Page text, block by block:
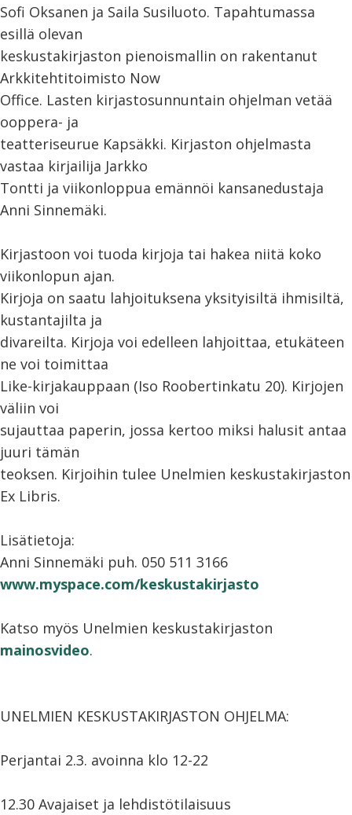
Sofi Oksanen ja Saila Susiluoto. Tapahtumassa
esillä olevan
keskustakirjaston pienoismallin on rakentanut
Arkkitehtitoimisto Now
Office. Lasten kirjastosunnuntain ohjelman vetää
ooppera- ja
teatteriseurue Kapsäkki. Kirjaston ohjelmasta
vastaa kirjailija Jarkko
Tontti ja viikonloppua emännöi kansanedustaja
Anni Sinnemäki.
Kirjastoon voi tuoda kirjoja tai hakea niitä koko
viikonlopun ajan.
Kirjoja on saatu lahjoituksena yksityisiltä ihmisiltä,
kustantajilta ja
divareilta. Kirjoja voi edelleen lahjoittaa, etukäteen
ne voi toimittaa
Like-kirjakauppaan (Iso Roobertinkatu 20). Kirjojen
väliin voi
sujauttaa paperin, jossa kertoo miksi halusit antaa
juuri tämän
teoksen. Kirjoihin tulee Unelmien keskustakirjaston
Ex Libris.
Lisätietoja:
Anni Sinnemäki puh. 050 511 3166
www.myspace.com/keskustakirjasto
Katso myös Unelmien keskustakirjaston
mainosvideo.
UNELMIEN KESKUSTAKIRJASTON OHJELMA:
Perjantai 2.3. avoinna klo 12-22
12.30 Avajaiset ja lehdistötilaisuus